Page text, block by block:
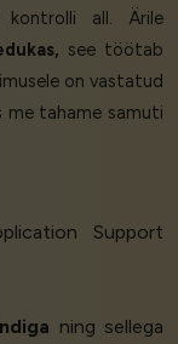
all. Ärile
see töötab
on vastatud
me tahame samuti
Support
ning sellega